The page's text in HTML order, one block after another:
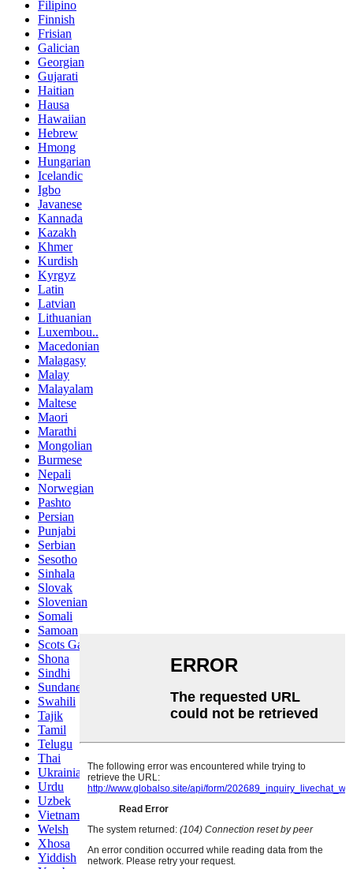
Filipino
Finnish
Frisian
Galician
Georgian
Gujarati
Haitian
Hausa
Hawaiian
Hebrew
Hmong
Hungarian
Icelandic
Igbo
Javanese
Kannada
Kazakh
Khmer
Kurdish
Kyrgyz
Latin
Latvian
Lithuanian
Luxembou..
Macedonian
Malagasy
Malay
Malayalam
Maltese
Maori
Marathi
Mongolian
Burmese
Nepali
Norwegian
Pashto
Persian
Punjabi
Serbian
Sesotho
Sinhala
Slovak
Slovenian
Somali
Samoan
Scots Gaelic
Shona
Sindhi
Sundanese
Swahili
Tajik
Tamil
Telugu
Thai
Ukrainian
Urdu
Uzbek
Vietnamese
Welsh
Xhosa
Yiddish